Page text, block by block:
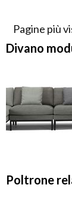
Pagine più
Divano
Poltrone